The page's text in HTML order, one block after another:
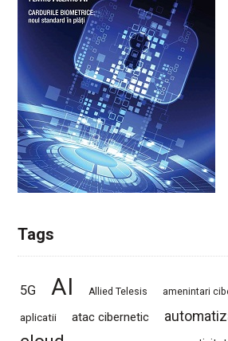
Tags
5G AI Allied Telesis amenintari
aplicatii atac cibernetic